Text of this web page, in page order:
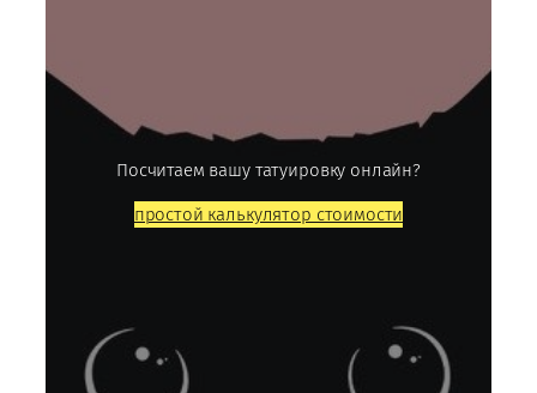
Посчитаем вашу татуировку онлайн?
простой калькулятор стоимости